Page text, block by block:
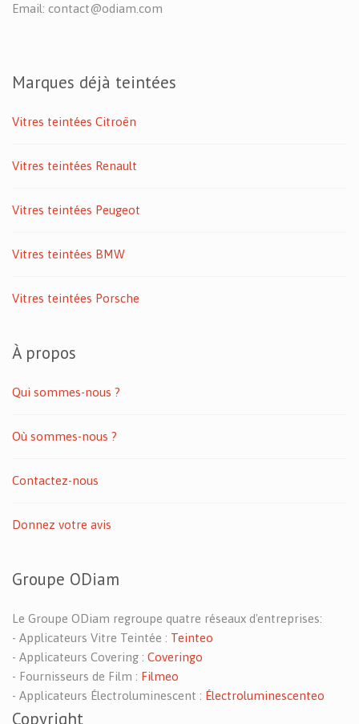
Email: contact@odiam.com
Marques déjà teintées
Vitres teintées Citroën
Vitres teintées Renault
Vitres teintées Peugeot
Vitres teintées BMW
Vitres teintées Porsche
À propos
Qui sommes-nous ?
Où sommes-nous ?
Contactez-nous
Donnez votre avis
Groupe ODiam
Le Groupe ODiam regroupe quatre réseaux d'entreprises:
- Applicateurs Vitre Teintée : Teinteo
- Applicateurs Covering : Coveringo
- Fournisseurs de Film : Filmeo
- Applicateurs Électroluminescent : Électroluminescenteo
Copyright